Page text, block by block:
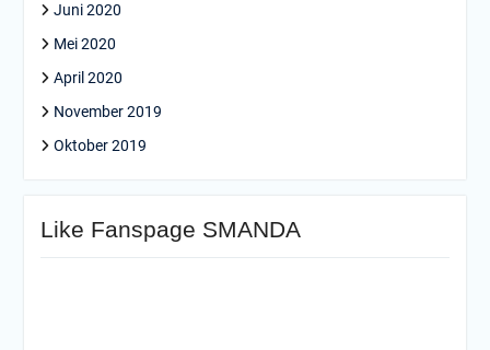
Juni 2020
Mei 2020
April 2020
November 2019
Oktober 2019
Like Fanspage SMANDA